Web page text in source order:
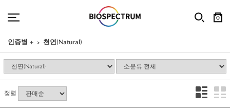
0
인증별 + 천연(Natural)
정렬